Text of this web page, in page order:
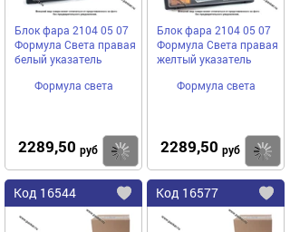
Блок фара 2104 05 07
Формула Света правая
белый указатель
Формула света
2289,50 руб Купить
Блок фара 2104 05 07
Формула Света правая
желтый указатель
Формула света
2289,50 руб
Код 16544
Добавить
Код 16577